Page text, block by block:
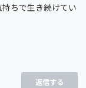
ちで生き続けてい
返信する